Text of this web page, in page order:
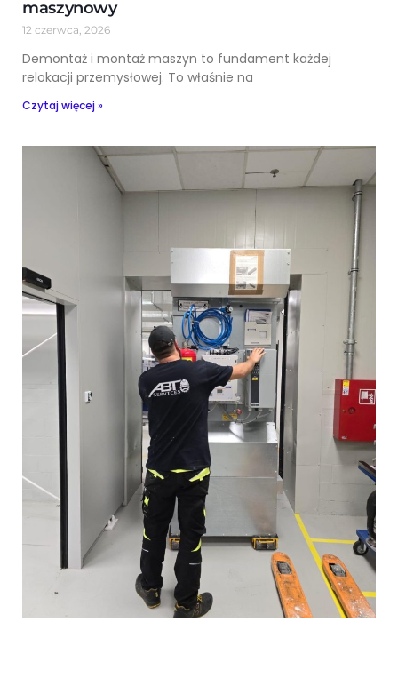
maszynowy
12 czerwca, 2026
Demontaż i montaż maszyn to fundament każdej
relokacji przemysłowej. To właśnie na
Czytaj więcej »